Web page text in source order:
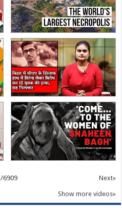
/6909 Next»
Show more videos»